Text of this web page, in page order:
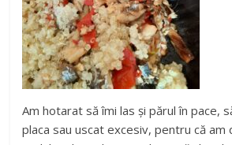
Am hotarat să îmi las și părul în pace,
placa sau uscat excesiv, pentru că am